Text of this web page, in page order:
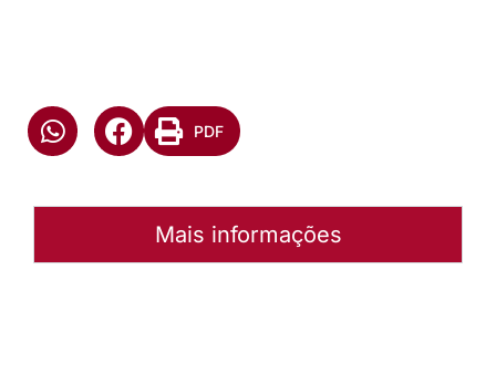
PDF
Mais informações